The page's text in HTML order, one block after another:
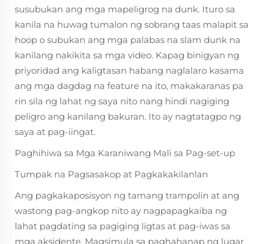
susubukan ang mga mapeligrog na dunk. Ituro sa
kanila na huwag tumalon ng sobrang taas malapit sa
hoop o subukan ang mga palabas na slam dunk na
kanilang nakikita sa mga video. Kapag binigyan ng
priyoridad ang kaligtasan habang naglalaro kasama
ang mga dagdag na feature na ito, makakaranas pa
rin sila ng lahat ng saya nito nang hindi nagiging
peligro ang kanilang bakuran. Ito ay nagtatagpo ng
saya at pag-iingat.
Paghihiwa sa Mga Karaniwang Mali sa Pag-set-up
Tumpak na Pagsasakop at Pagkakakilanlan
Ang pagkakaposisyon ng tamang trampolin at ang
wastong pag-angkop nito ay nagpapagkaiba ng
lahat pagdating sa pagiging ligtas at pag-iwas sa
mga aksidente. Magsimula sa paghahanap ng lugar